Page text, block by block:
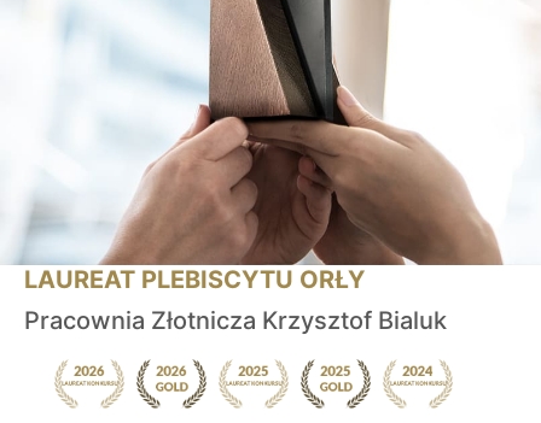
LAUREAT PLEBISCYTU ORŁY
Pracownia Złotnicza Krzysztof Bialuk